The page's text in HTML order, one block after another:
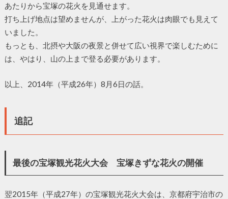
あたりから宝塚の花火を見通せます。
打ち上げ地点は望めませんが、上がった花火は肉眼でも見えて
いました。
もっとも、北摂や大阪の夜景と併せて広い視界で楽しむために
は、やはり、山の上まで登る必要があります。
以上、2014年（平成26年）8月6日の話。
追記
最後の宝塚観光花火大会 宝塚きずな花火の開催
翌2015年（平成27年）の宝塚観光花火大会は、京都府宇治市の